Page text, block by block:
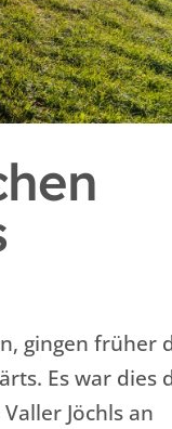
gingen früher
Es war dies
Jöchls an